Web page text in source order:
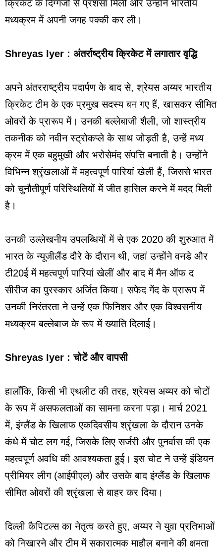
क्रिकेट के दिग्गजों से प्रशंसा मिली और उन्होंने भारतीय
मध्यक्रम में अपनी जगह पक्की कर ली।
Shreyas Iyer : अंतर्राष्ट्रीय क्रिकेट में लगातार वृद्धि
अपने अंतरराष्ट्रीय पदार्पण के बाद से, श्रेयस अय्यर भारतीय
क्रिकेट टीम के एक प्रमुख सदस्य बन गए हैं, खासकर सीमित
ओवरों के प्रारूप में। उनकी बल्लेबाजी शैली, जो शास्त्रीय
तकनीक को नवीन स्ट्रोकप्ले के साथ जोड़ती है, उन्हें मध्य
क्रम में एक बहुमुखी और भरोसेमंद संपत्ति बनाती है। उन्होंने
विभिन्न श्रृंखलाओं में महत्वपूर्ण पारियां खेली हैं, जिससे भारत
को चुनौतीपूर्ण परिस्थितियों में जीत हासिल करने में मदद मिली
है।
उनकी उल्लेखनीय उपलब्धियों में से एक 2020 की शुरुआत में
भारत के न्यूजीलैंड दौरे के दौरान थी, जहां उन्होंने वनडे और
टी20ई में महत्वपूर्ण पारियां खेलीं और बाद में मैन ऑफ द
सीरीज का पुरस्कार अर्जित किया। सफेद गेंद के प्रारूप में
उनकी निरंतरता ने उन्हें एक फिनिशर और एक विश्वसनीय
मध्यक्रम बल्लेबाज के रूप में ख्याति दिलाई।
Shreyas Iyer : चोटें और वापसी
हालाँकि, किसी भी एथलीट की तरह, श्रेयस अय्यर को चोटों
के रूप में असफलताओं का सामना करना पड़ा। मार्च 2021
में, इंग्लैंड के खिलाफ एकदिवसीय श्रृंखला के दौरान उनके
कंधे में चोट लग गई, जिसके लिए सर्जरी और पुनर्वास की एक
महत्वपूर्ण अवधि की आवश्यकता हुई। इस चोट ने उन्हें इंडियन
प्रीमियर लीग (आईपीएल) और उसके बाद इंग्लैंड के खिलाफ
सीमित ओवरों की श्रृंखला से बाहर कर दिया।
दिल्ली कैपिटल्स का नेतृत्व करते हुए, अय्यर ने युवा प्रतिभाओं
को निखारने और टीम में सकारात्मक माहौल बनाने की क्षमता